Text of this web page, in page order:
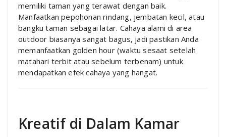
memiliki taman yang terawat dengan baik.
Manfaatkan pepohonan rindang, jembatan kecil, atau
bangku taman sebagai latar. Cahaya alami di area
outdoor biasanya sangat bagus, jadi pastikan Anda
memanfaatkan golden hour (waktu sesaat setelah
matahari terbit atau sebelum terbenam) untuk
mendapatkan efek cahaya yang hangat.
Kreatif di Dalam Kamar